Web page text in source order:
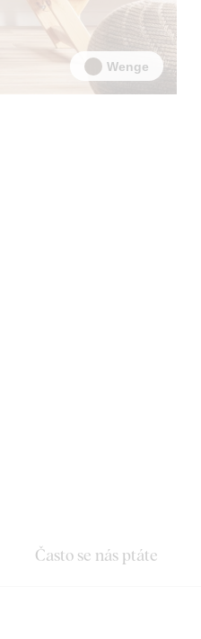
Wenge
Často se nás ptáte